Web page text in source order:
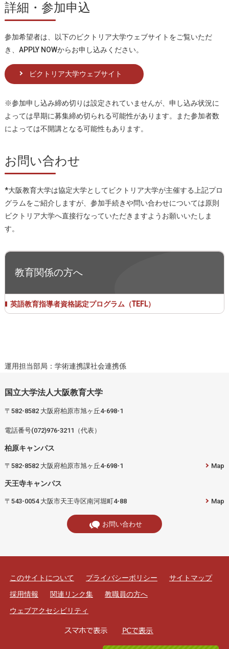
詳細・参加申込
参加希望者は、以下のビクトリア大学ウェブサイトをご覧いただ
き、APPLY NOWからお申し込みください。
ビクトリア大学ウェブサイト
※参加申し込み締め切りは設定されていませんが、申し込み状況に
よっては早期に募集締め切られる可能性があります。また参加者数
によっては不開講となる可能性もあります。
お問い合わせ
*大阪教育大学は協定大学としてビクトリア大学が主催する上記プロ
グラムをご紹介しますが、参加手続きや問い合わせについては原則
ビクトリア大学へ直接行なっていただきますようお願いいたしま
す。
教育関係の方へ
英語教育指導者資格認定プログラム（TEFL）
運用担当部局：学術連携課社会連携係
国立大学法人大阪教育大学
〒582-8582 大阪府柏原市旭ヶ丘4-698-1
電話番号(072)976-3211（代表）
柏原キャンパス
〒582-8582 大阪府柏原市旭ヶ丘4-698-1 Map
天王寺キャンパス
〒543-0054 大阪市天王寺区南河堀町4-88 Map
お問い合わせ
このサイトについて プライバシーポリシー
サイトマップ
採用情報
関連リンク集
教職員の方へ
ウェブアクセシビリティ